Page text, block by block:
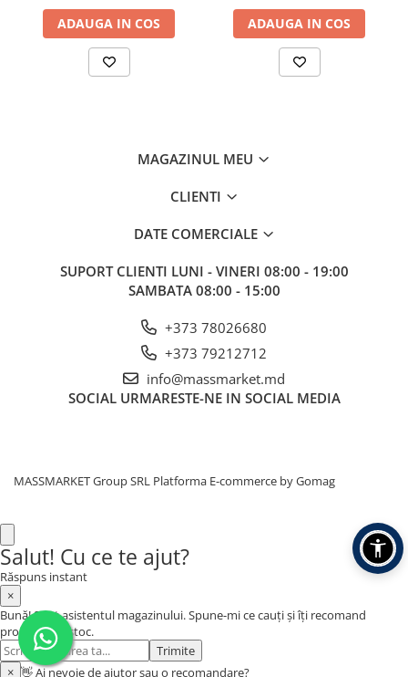
Scaune
Umbrele
Imbracaminte, incaltaminte
ADAUGA IN COS ADAUGA IN COS
MAGAZINUL MEU
CLIENTI
DATE COMERCIALE
SUPORT CLIENTI LUNI - VINERI 08:00 - 19:00
SAMBATA 08:00 - 15:00
+373 78026680
+373 79212712
info@massmarket.md
SOCIAL URMARESTE-NE IN SOCIAL MEDIA
MASSMARKET Group SRL Platforma E-commerce by Gomag
Salut! Cu ce te ajut?
Răspuns instant
×
Bună! Sunt asistentul magazinului. Spune-mi ce cauți și îți recomand
produse din stoc.
Trimite
× 👋 Ai nevoie de ajutor sau o recomandare?